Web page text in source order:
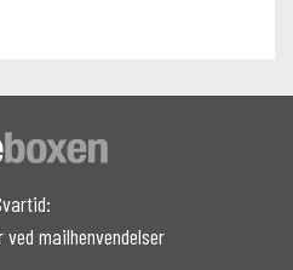
mailhenvendelser